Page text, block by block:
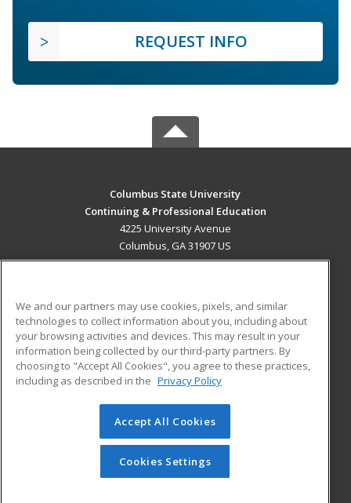
REQUEST INFO
Columbus State University
Continuing & Professional Education
4225 University Avenue
Columbus, GA 31907 US
ADDITIONAL RESOURCES
Military
Financial Assistance
Help
Student Blog
© 2026 ed2go, a division of Cengage Learning. All rights
reserved. The material on this site cannot be reproduced or
redistributed unless you have obtained prior written
permission from Cengage Learning.Privacy Policy
We and our partners may use cookies, pixels, and similar
technologies to collect information about you, including about
your browsing activities and devices. This may result in your
information being collected by our third-party partners. By
choosing to "Accept All Cookies", you agree to these practices,
including as described in the Privacy Policy
Accept All Cookies
Cookies Settings